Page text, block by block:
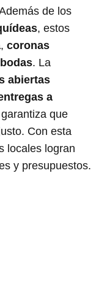
de los
, estos
, coronas
. La
abiertas
a
que
Con esta
locales logran
y presupuestos.